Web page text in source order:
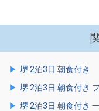
堺 2泊3日 朝食付き
堺 2泊3日 朝食付き
堺 2泊3日 朝食付き